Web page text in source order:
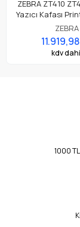
ZEBRA ZT410
Yazıcı Kafası
Dpi Parça No:ZEBRA
kdv
1000